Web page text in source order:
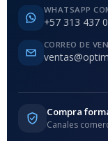
WHATSAPP
+57 313 437
CORREO DE
Compra
Canales